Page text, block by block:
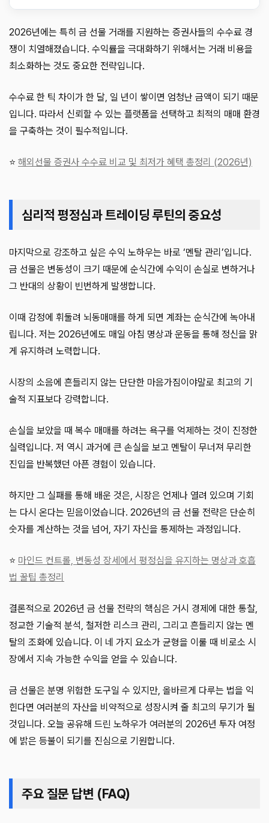
2026년에는 특히 금 선물 거래를 지원하는 증권사들의 수수료 경
쟁이 치열해졌습니다. 수익률을 극대화하기 위해서는 거래 비용을
최소화하는 것도 중요한 전략입니다.
수수료 한 틱 차이가 한 달, 일 년이 쌓이면 엄청난 금액이 되기 때문
입니다. 따라서 신뢰할 수 있는 플랫폼을 선택하고 최적의 매매 환경
을 구축하는 것이 필수적입니다.
⭐ 해외선물 증권사 수수료 비교 및 최저가 혜택 총정리 (2026년)
심리적 평정심과 트레이딩 루틴의 중요성
마지막으로 강조하고 싶은 수익 노하우는 바로 ‘멘탈 관리’입니다.
금 선물은 변동성이 크기 때문에 순식간에 수익이 손실로 변하거나
그 반대의 상황이 빈번하게 발생합니다.
이때 감정에 휘둘려 뇌동매매를 하게 되면 계좌는 순식간에 녹아내
립니다. 저는 2026년에도 매일 아침 명상과 운동을 통해 정신을 맑
게 유지하려 노력합니다.
시장의 소음에 흔들리지 않는 단단한 마음가짐이야말로 최고의 기
술적 지표보다 강력합니다.
손실을 보았을 때 복수 매매를 하려는 욕구를 억제하는 것이 진정한
실력입니다. 저 역시 과거에 큰 손실을 보고 멘탈이 무너져 무리한
진입을 반복했던 아픈 경험이 있습니다.
하지만 그 실패를 통해 배운 것은, 시장은 언제나 열려 있으며 기회
는 다시 온다는 믿음이었습니다. 2026년의 금 선물 전략은 단순히
숫자를 계산하는 것을 넘어, 자기 자신을 통제하는 과정입니다.
⭐ 마인드 컨트롤, 변동성 장세에서 평정심을 유지하는 명상과 호흡
법 꿀팁 총정리
결론적으로 2026년 금 선물 전략의 핵심은 거시 경제에 대한 통찰,
정교한 기술적 분석, 철저한 리스크 관리, 그리고 흔들리지 않는 멘
탈의 조화에 있습니다. 이 네 가지 요소가 균형을 이룰 때 비로소 시
장에서 지속 가능한 수익을 얻을 수 있습니다.
금 선물은 분명 위험한 도구일 수 있지만, 올바르게 다루는 법을 익
힌다면 여러분의 자산을 비약적으로 성장시켜 줄 최고의 무기가 될
것입니다. 오늘 공유해 드린 노하우가 여러분의 2026년 투자 여정
에 밝은 등불이 되기를 진심으로 기원합니다.
주요 질문 답변 (FAQ)